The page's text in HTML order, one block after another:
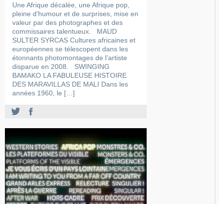
Une Afrique décalée, une Afrique pop,
pleine d’humour et de surprises, mise en
valeur par des photographes et des
commissaires talentueux. MAUD
SULTER SYRCAS Cultures africaines et
européennes se télescopent dans les
étonnants photomontages de l’artiste
disparue en 2008. SWINGING
BAMAKO LA FABULEUSE HISTOIRE
DES MARAVILLAS DE MALI Dans les
années 1960, le […]